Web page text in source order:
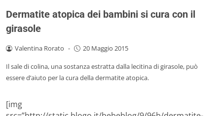
Dermatite atopica dei bambini si cura con il
girasole
Valentina Rorato - 20 Maggio 2015
Il sale di colina, una sostanza estratta dalla lecitina di girasole, può
essere d’aiuto per la cura della dermatite atopica.
[img